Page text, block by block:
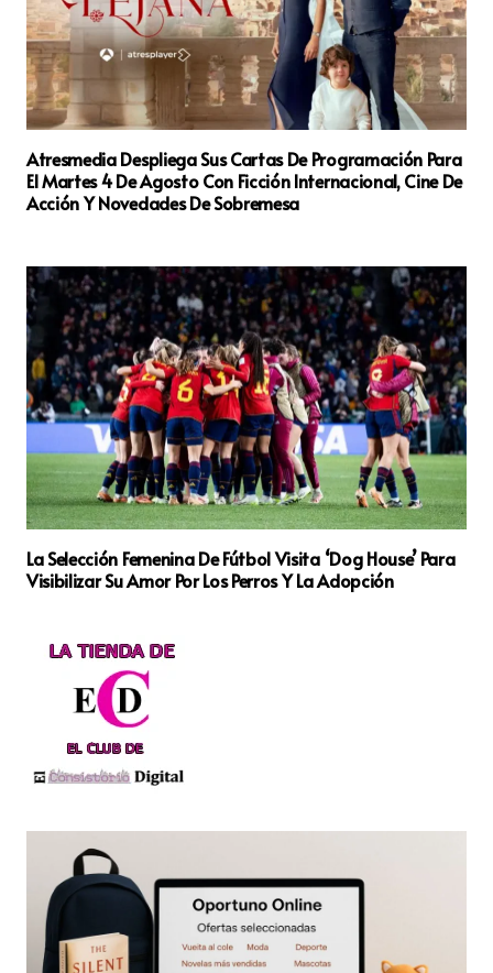
Atresmedia Despliega Sus Cartas De Programación Para
El Martes 4 De Agosto Con Ficción Internacional, Cine De
Acción Y Novedades De Sobremesa
La Selección Femenina De Fútbol Visita ‘Dog House’ Para
Visibilizar Su Amor Por Los Perros Y La Adopción